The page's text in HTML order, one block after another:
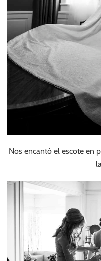
Nos encantó el escote en